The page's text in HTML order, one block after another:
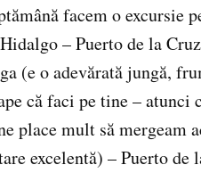
facem o excursie
– Puerto de la
(e o adevărată jungă,
că faci pe tine –
place mult să
excelentă) – Puerto